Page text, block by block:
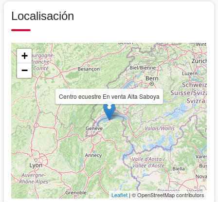
Localisación
Centro ecuestre En venta Alta Saboya
+
−
Leaflet | © OpenStreetMap contributors